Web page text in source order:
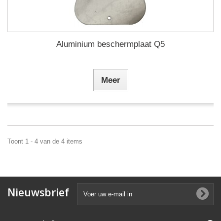
Aluminium beschermplaat Q5
Meer
Toont 1 - 4 van de 4 items
Nieuwsbrief